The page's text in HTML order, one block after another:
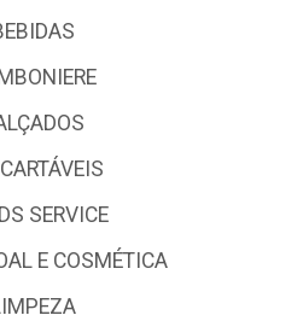
SERVICE
E COSMÉTICA